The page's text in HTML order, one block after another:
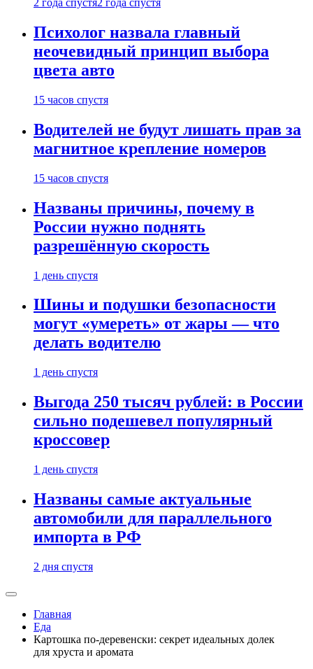
2 года спустя2 года спустя
Психолог назвала главный
неочевидный принцип выбора
цвета авто
15 часов спустя
Водителей не будут лишать прав за
магнитное крепление номеров
15 часов спустя
Названы причины, почему в
России нужно поднять
разрешённую скорость
1 день спустя
Шины и подушки безопасности
могут «умереть» от жары — что
делать водителю
1 день спустя
Выгода 250 тысяч рублей: в России
сильно подешевел популярный
кроссовер
1 день спустя
Названы самые актуальные
автомобили для параллельного
импорта в РФ
2 дня спустя
Главная
Еда
Картошка по-деревенски: секрет идеальных долек
для хруста и аромата